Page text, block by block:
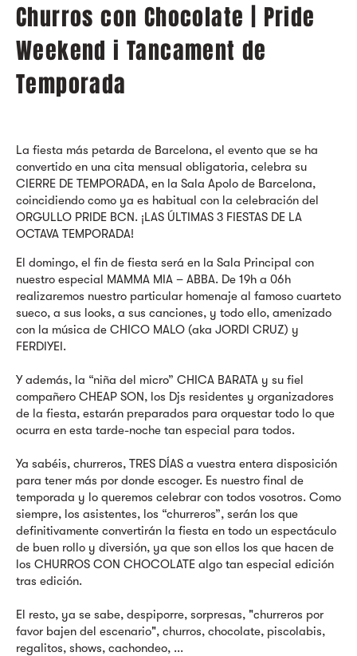
Churros con Chocolate | Pride
Weekend i Tancament de
Temporada
La fiesta más petarda de Barcelona, el evento que se ha
convertido en una cita mensual obligatoria, celebra su
CIERRE DE TEMPORADA, en la Sala Apolo de Barcelona,
coincidiendo como ya es habitual con la celebración del
ORGULLO PRIDE BCN. ¡LAS ÚLTIMAS 3 FIESTAS DE LA
OCTAVA TEMPORADA!
El domingo, el fin de fiesta será en la Sala Principal con
nuestro especial MAMMA MIA – ABBA. De 19h a 06h
realizaremos nuestro particular homenaje al famoso cuarteto
sueco, a sus looks, a sus canciones, y todo ello, amenizado
con la música de CHICO MALO (aka JORDI CRUZ) y
FERDIYEI.
Y además, la “niña del micro” CHICA BARATA y su fiel
compañero CHEAP SON, los Djs residentes y organizadores
de la fiesta, estarán preparados para orquestar todo lo que
ocurra en esta tarde-noche tan especial para todos.
Ya sabéis, churreros, TRES DÍAS a vuestra entera disposición
para tener más por donde escoger. Es nuestro final de
temporada y lo queremos celebrar con todos vosotros. Como
siempre, los asistentes, los “churreros”, serán los que
definitivamente convertirán la fiesta en todo un espectáculo
de buen rollo y diversión, ya que son ellos los que hacen de
los CHURROS CON CHOCOLATE algo tan especial edición
tras edición.
El resto, ya se sabe, despiporre, sorpresas, "churreros por
favor bajen del escenario", churros, chocolate, piscolabis,
regalitos, shows, cachondeo, ...